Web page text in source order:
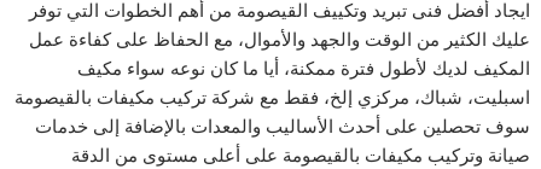
ايجاد أفضل فنى تبريد وتكييف القيصومة من أهم الخطوات التي توفر
عليك الكثير من الوقت والجهد والأموال، مع الحفاظ على كفاءة عمل
المكيف لديك لأطول فترة ممكنة، أيا ما كان نوعه سواء مكيف
اسبليت، شباك، مركزي إلخ، فقط مع شركة تركيب مكيفات بالقيصومة
سوف تحصلين على أحدث الأساليب والمعدات بالإضافة إلى خدمات
صيانة وتركيب مكيفات بالقيصومة على أعلى مستوى من الدقة